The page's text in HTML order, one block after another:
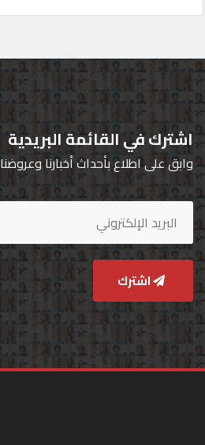
اشترك في القائمة البريدية
وابق على اطلاع بأحداث أخبارنا وعروضنا
اشترك